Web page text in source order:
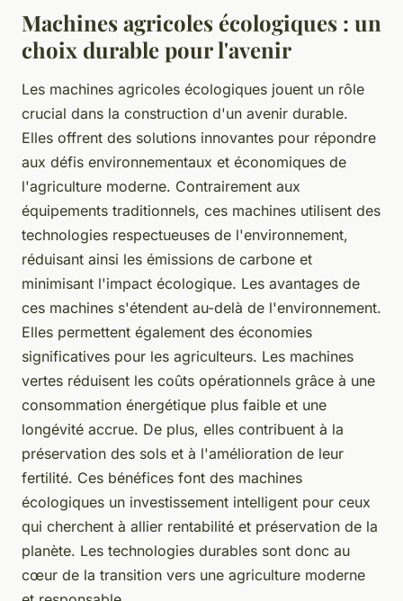
Machines agricoles écologiques : un
choix durable pour l'avenir
Les machines agricoles écologiques jouent un rôle
crucial dans la construction d'un avenir durable.
Elles offrent des solutions innovantes pour répondre
aux défis environnementaux et économiques de
l'agriculture moderne. Contrairement aux
équipements traditionnels, ces machines utilisent des
technologies respectueuses de l'environnement,
réduisant ainsi les émissions de carbone et
minimisant l'impact écologique. Les avantages de
ces machines s'étendent au-delà de l'environnement.
Elles permettent également des économies
significatives pour les agriculteurs. Les machines
vertes réduisent les coûts opérationnels grâce à une
consommation énergétique plus faible et une
longévité accrue. De plus, elles contribuent à la
préservation des sols et à l'amélioration de leur
fertilité. Ces bénéfices font des machines
écologiques un investissement intelligent pour ceux
qui cherchent à allier rentabilité et préservation de la
planète. Les technologies durables sont donc au
cœur de la transition vers une agriculture moderne